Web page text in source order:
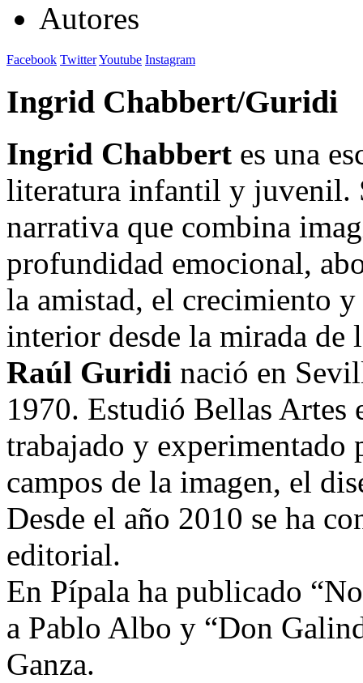
Autores
Facebook TwitterYoutube Instagram
Ingrid Chabbert/Guridi
Ingrid Chabbert es una
literatura infantil y juvenil.
narrativa que combina
profundidad emocional,
la amistad, el crecimiento
interior desde la mirada de
Raúl Guridi nació en
1970. Estudió Bellas Artes
trabajado y experimentado
campos de la imagen, el
Desde el año 2010 se ha
editorial.
En Pípala ha publicado
a Pablo Albo y “Don
Ganza.